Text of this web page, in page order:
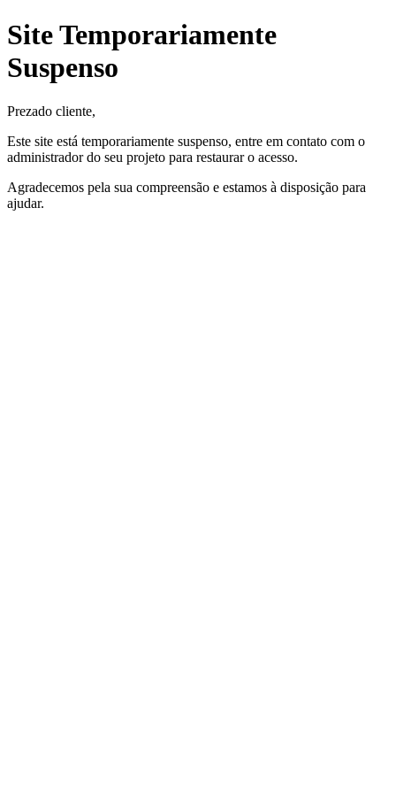
Site Temporariamente
Suspenso
Prezado cliente,
Este site está temporariamente suspenso, entre em contato com o
administrador do seu projeto para restaurar o acesso.
Agradecemos pela sua compreensão e estamos à disposição para
ajudar.